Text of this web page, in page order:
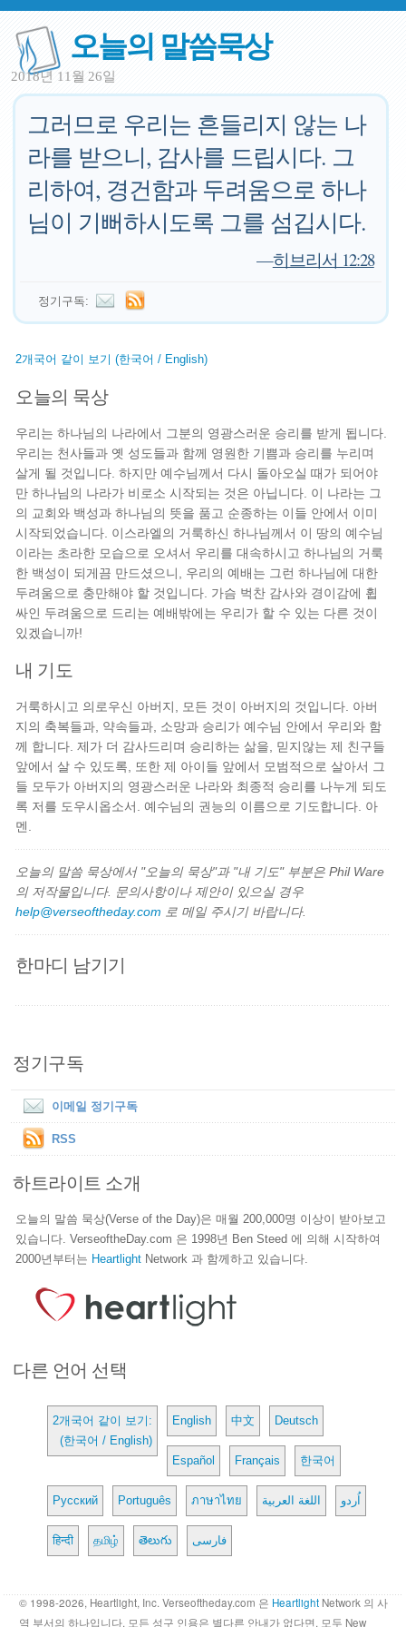
오늘의 말씀묵상
2018년 11월 26일
그러므로 우리는 흔들리지 않는 나
라를 받으니, 감사를 드립시다. 그
리하여, 경건함과 두려움으로 하나
님이 기뻐하시도록 그를 섬깁시다.
—히브리서 12:28
정기구독:
2개국어 같이 보기 (한국어 / English)
오늘의 묵상
우리는 하나님의 나라에서 그분의 영광스러운 승리를 받게 됩니다.
우리는 천사들과 옛 성도들과 함께 영원한 기쁨과 승리를 누리며
살게 될 것입니다. 하지만 예수님께서 다시 돌아오실 때가 되어야
만 하나님의 나라가 비로소 시작되는 것은 아닙니다. 이 나라는 그
의 교회와 백성과 하나님의 뜻을 품고 순종하는 이들 안에서 이미
시작되었습니다. 이스라엘의 거룩하신 하나님께서 이 땅의 예수님
이라는 초라한 모습으로 오셔서 우리를 대속하시고 하나님의 거룩
한 백성이 되게끔 만드셨으니, 우리의 예배는 그런 하나님에 대한
두려움으로 충만해야 할 것입니다. 가슴 벅찬 감사와 경이감에 휩
싸인 두려움으로 드리는 예배밖에는 우리가 할 수 있는 다른 것이
있겠습니까!
내 기도
거룩하시고 의로우신 아버지, 모든 것이 아버지의 것입니다. 아버
지의 축복들과, 약속들과, 소망과 승리가 예수님 안에서 우리와 함
께 합니다. 제가 더 감사드리며 승리하는 삶을, 믿지않는 제 친구들
앞에서 살 수 있도록, 또한 제 아이들 앞에서 모범적으로 살아서 그
들 모두가 아버지의 영광스러운 나라와 최종적 승리를 나누게 되도
록 저를 도우시옵소서. 예수님의 권능의 이름으로 기도합니다. 아
멘.
오늘의 말씀 묵상에서 "오늘의 묵상"과 "내 기도" 부분은 Phil Ware
의 저작물입니다. 문의사항이나 제안이 있으실 경우
help@verseoftheday.com 로 메일 주시기 바랍니다.
한마디 남기기
정기구독
이메일 정기구독
RSS
하트라이트 소개
오늘의 말씀 묵상(Verse of the Day)은 매월 200,000명 이상이 받아보고
있습니다. VerseoftheDay.com 은 1998년 Ben Steed 에 의해 시작하여
2000년부터는 Heartlight Network 과 함께하고 있습니다.
다른 언어 선택
2개국어 같이 보기:
(한국어 / English)
English 中文 Deutsch
Español Français 한국어
Русский Português ภาษาไทย اللغة العربية اُردو
हिन्दी தமிழ் తెలుగు فارسی
© 1998-2026, Heartlight, Inc. Verseoftheday.com 은 Heartlight Network 의 사
역 부서의 하나입니다. 모든 성구 인용은 별다른 안내가 없다면, 모두 New